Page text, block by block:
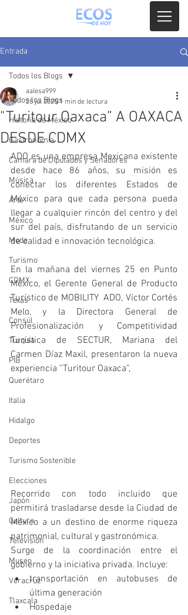
Entrada
Todos los Blogs
Historia de México
Gastronomia
Camara de Diputados y Senadores
Música
Arte
México
Moda
Turismo
CDMX
Texas
Consúl
Turquía
PIB
Querétaro
Italia
Hidalgo
Deportes
Turismo Sostenible
Elecciones
Japón
Cultura
Televisión
Museo
Veracruz
Tlaxcala
Todos los Blogs
"Turitour Oaxaca” A OAXACA
DESDE CDMX
aalesa999
28 jul 2025 1 min de lectura
ADO es una empresa Mexicana existente
desde hace 86 años, su misión es
conectar los diferentes Estados de
México para que cada persona pueda
llegar a cualquier rincón del centro y del
sur del país, disfrutando de un servicio
de calidad e innovación tecnológica.
En la mañana del viernes 25 en Punto
México, el Gerente General de Producto
Turístico de MOBILITY  ADO, Víctor Cortés
Melo, y la Directora General de
Profesionalización y Competitividad
Turística de SECTUR, Mariana del
Carmen Díaz Maxil, presentaron la nueva
experiencia “Turitour Oaxaca”,
Recorrido con todo incluido que
permitirá trasladarse desde la Ciudad de
México a un destino de enorme riqueza
patrimonial, cultural y gastronómica.
Surge de la coordinación entre el
gobierno y la iniciativa privada. Incluye:
transportación en autobuses de
última generación
Hospedaje